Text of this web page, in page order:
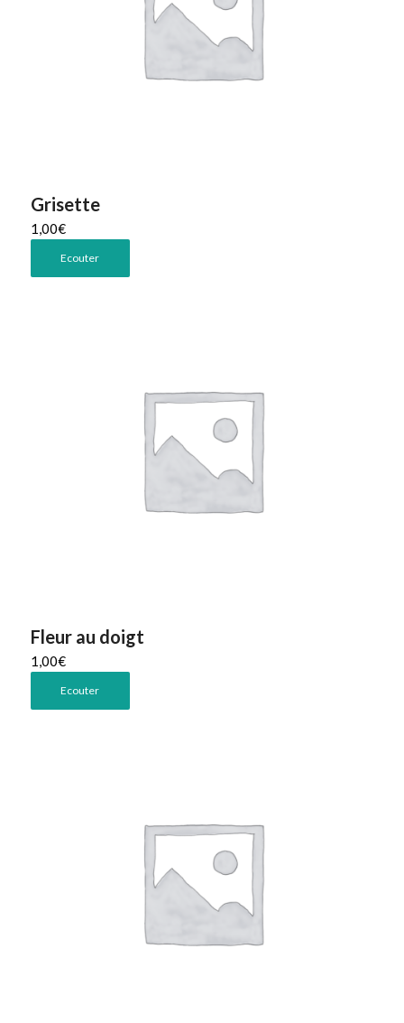
Grisette
1,00€
Ecouter
Fleur au doigt
1,00€
Ecouter